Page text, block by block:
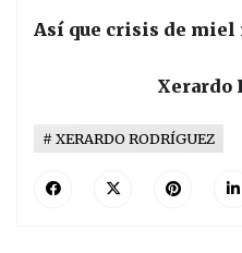
Así que crisis de
Xerardo
XERARDO RODRÍGUEZ